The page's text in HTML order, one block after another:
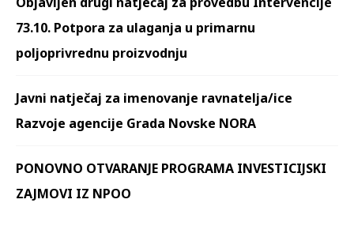
73.10. Potpora za ulaganja u primarnu
poljoprivrednu proizvodnju
Javni natječaj za imenovanje ravnatelja/ice
Razvoje agencije Grada Novske NORA
PONOVNO OTVARANJE PROGRAMA INVESTICIJSKI
ZAJMOVI IZ NPOO